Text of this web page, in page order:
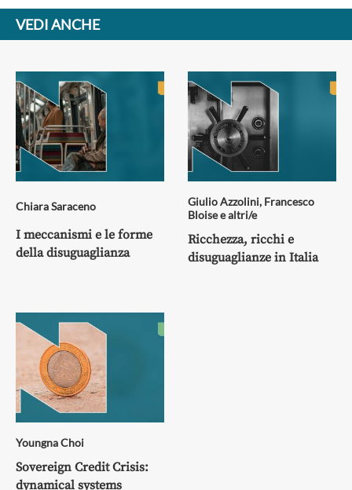
VEDI ANCHE
Chiara Saraceno
I meccanismi e le forme
della disuguaglianza
Giulio Azzolini, Francesco
Bloisee altri/e
Ricchezza, ricchi e
disuguaglianze in Italia
Youngna Choi
Sovereign Credit Crisis:
dynamical systems